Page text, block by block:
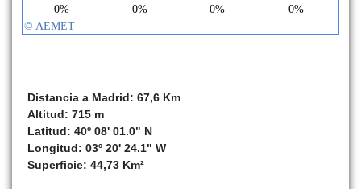
Distancia a Madrid: 67,6 Km
Altitud: 715 m
Latitud: 40º 08' 01.0" N
Longitud: 03º 20' 24.1" W
Superficie: 44,73 Km²